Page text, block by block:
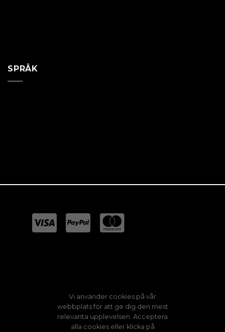
SPRÅK
Vi använder cookies på vår
webbplats för att ge dig den mest
relevanta upplevelsen. Acceptera
alla cookies eller klicka på